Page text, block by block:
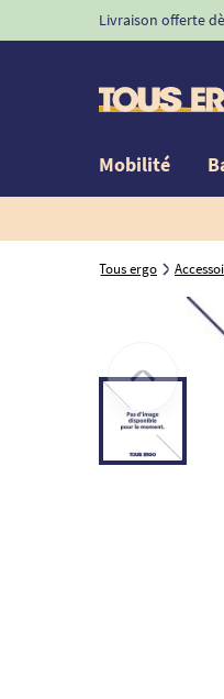
Livraison offerte
Mobilité
Tous ergo